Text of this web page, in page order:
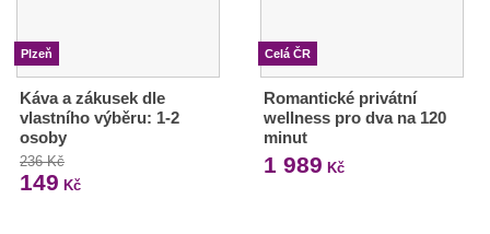
Plzeň
Káva a zákusek dle
vlastního výběru: 1-2
osoby
236 Kč
149 Kč
Celá ČR
Romantické privátní
wellness pro dva na 120
minut
1 989 Kč